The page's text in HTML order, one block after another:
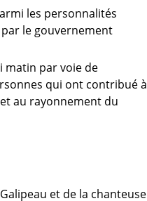
les personnalités
le gouvernement
matin par voie de
qui ont contribué à
au rayonnement du
et de la chanteuse